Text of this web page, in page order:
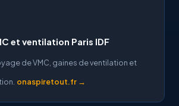
et ventilation Paris IDF
de VMC, gaines de ventilation et
onaspiretout.fr →